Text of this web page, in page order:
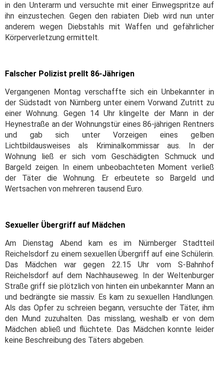
in den Unterarm und versuchte mit einer Einwegspritze auf
ihn einzustechen. Gegen den rabiaten Dieb wird nun unter
anderem wegen Diebstahls mit Waffen und gefährlicher
Körperverletzung ermittelt.
Falscher Polizist prellt 86-Jährigen
Vergangenen Montag verschaffte sich ein Unbekannter in
der Südstadt von Nürnberg unter einem Vorwand Zutritt zu
einer Wohnung. Gegen 14 Uhr klingelte der Mann in der
Heynestraße an der Wohnungstür eines 86-jährigen Rentners
und gab sich unter Vorzeigen eines gelben
Lichtbildausweises als Kriminalkommissar aus. In der
Wohnung ließ er sich vom Geschädigten Schmuck und
Bargeld zeigen. In einem unbeobachteten Moment verließ
der Täter die Wohnung. Er erbeutete so Bargeld und
Wertsachen von mehreren tausend Euro.
Sexueller Übergriff auf Mädchen
Am Dienstag Abend kam es im Nürnberger Stadtteil
Reichelsdorf zu einem sexuellen Übergriff auf eine Schülerin.
Das Mädchen war gegen 22.15 Uhr vom S-Bahnhof
Reichelsdorf auf dem Nachhauseweg. In der Weltenburger
Straße griff sie plötzlich von hinten ein unbekannter Mann an
und bedrängte sie massiv. Es kam zu sexuellen Handlungen.
Als das Opfer zu schreien begann, versuchte der Täter, ihm
den Mund zuzuhalten. Das misslang, weshalb er von dem
Mädchen abließ und flüchtete. Das Mädchen konnte leider
keine Beschreibung des Täters abgeben.